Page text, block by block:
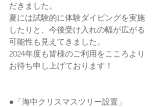
だきました。
夏には試験的に体験ダイビングを実施
したりと、今後受け入れの幅が広がる
可能性も見えてきました。
2024年度も皆様のご利用をこころより
お待ち申し上げております！
●「海中クリスマスツリー設置」